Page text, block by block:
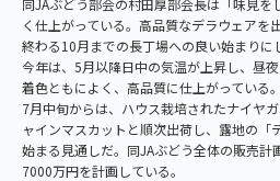
同JAぶどう部会の村田厚部会長は「味見を
く仕上がっている。高品質なデラウェアを
終わる10月までの長丁場への良い始まりに
今年は、5月以降日中の気温が上昇し、昼
着色ともによく、高品質に仕上がっている。
7月中旬からは、ハウス栽培されたナイヤ
ャインマスカットと順次出荷し、露地の「
始まる見通しだ。同JAぶどう全体の販売
7000万円を計画している。